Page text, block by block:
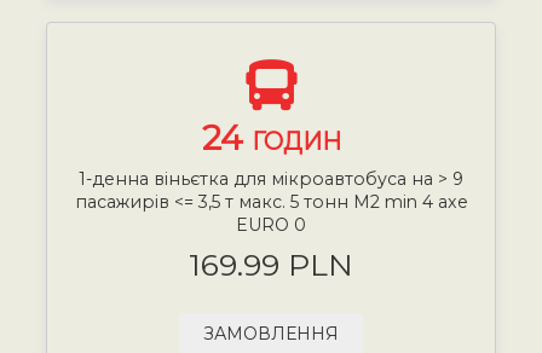
24 ГОДИН
1-денна віньєтка для мікроавтобуса на > 9
пасажирів <= 3,5 т макс. 5 тонн М2 min 4 axe
EURO 0
169.99 PLN
ЗАМОВЛЕННЯ